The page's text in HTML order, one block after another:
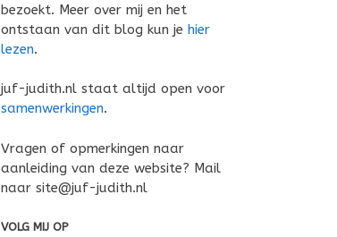
bezoekt. Meer over mij en het
ontstaan van dit blog kun je hier
lezen.
juf-judith.nl staat altijd open voor
samenwerkingen.
Vragen of opmerkingen naar
aanleiding van deze website? Mail
naar site@juf-judith.nl
VOLG MIJ OP